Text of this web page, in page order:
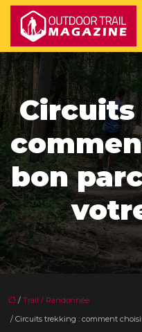
bon
/ Trail / Randonnée
/ Circuits trekking : comment